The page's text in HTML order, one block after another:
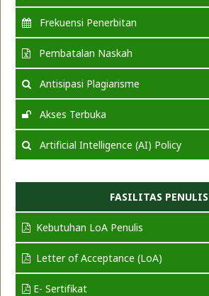
Frekuensi Penerbitan
Pembatalan Naskah
Antisipasi Plagiarisme
Akses Terbuka
Artificial Intelligence (AI) Policy
FASILITAS PENULIS
Kebutuhan LoA Penulis
Letter of Acceptance (LoA)
E- Sertifikat